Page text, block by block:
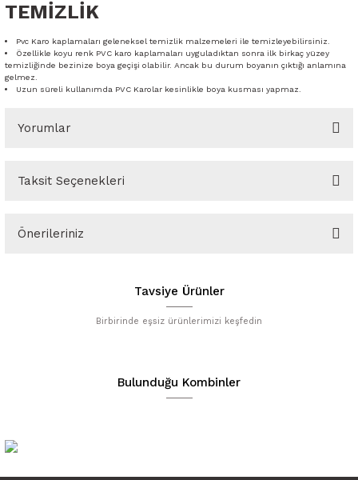
TEMİZLİK
Pvc Karo kaplamaları geleneksel temizlik malzemeleri ile temizleyebilirsiniz.
Özellikle koyu renk PVC karo kaplamaları uyguladıktan sonra ilk birkaç yüzey
temizliğinde bezinize boya geçişi olabilir. Ancak bu durum boyanın çıktığı anlamına
gelmez.
Uzun süreli kullanımda PVC Karolar kesinlikle boya kusması yapmaz.
Yorumlar
Taksit Seçenekleri
Önerileriniz
konularda yetersiz gördüğünüz noktaları öneri formunu kullanarak
Görüş ve önerileriniz için teşekkür ederiz.
Ürün açıklamasında eksik bilgiler bulunuyor.
Ürün bilgilerinde hatalar bulunuyor.
Tavsiye Ürünler
Birbirinde eşsiz ürünlerimizi keşfedin
Bulunduğu Kombinler